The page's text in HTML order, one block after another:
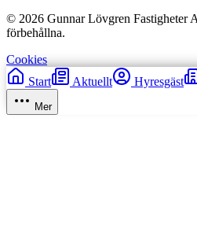
© 2026 Gunnar Lövgren Fastigheter
förbehållna.
Cookies
Start
Aktuellt Hyresgäst
Mer